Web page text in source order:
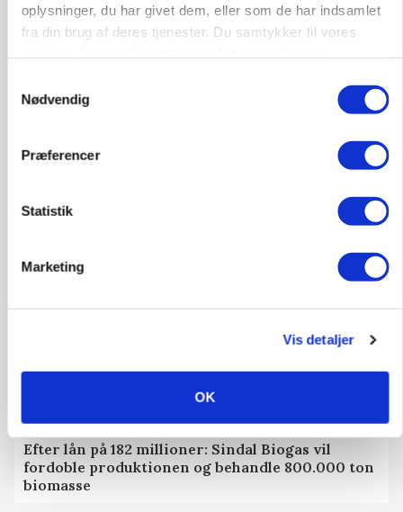
oplysninger, du har givet dem, eller som de har indsamlet
fra din brug af deres tjenester. Du samtykker til vores
Nødvendig
Præferencer
Statistik
Marketing
Vis detaljer
OK
snurre igen
Efter lån på 182 millioner: Sindal Biogas vil
fordoble produktionen og behandle 800.000 ton
biomasse